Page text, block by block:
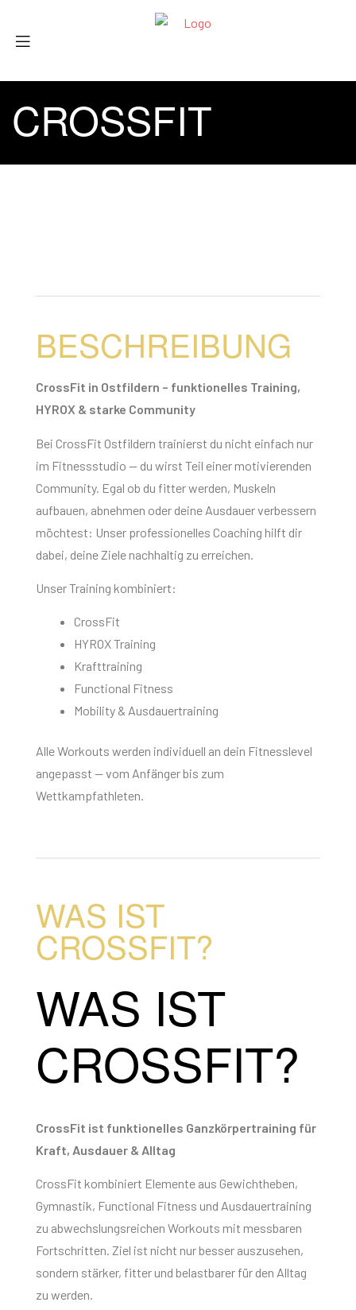
CROSSFIT
BESCHREIBUNG
CrossFit in Ostfildern – funktionelles Training,
HYROX & starke Community
Bei CrossFit Ostfildern trainierst du nicht einfach nur
im Fitnessstudio — du wirst Teil einer motivierenden
Community. Egal ob du fitter werden, Muskeln
aufbauen, abnehmen oder deine Ausdauer verbessern
möchtest: Unser professionelles Coaching hilft dir
dabei, deine Ziele nachhaltig zu erreichen.
Unser Training kombiniert:
CrossFit
HYROX Training
Krafttraining
Functional Fitness
Mobility & Ausdauertraining
Alle Workouts werden individuell an dein Fitnesslevel
angepasst — vom Anfänger bis zum
Wettkampfathleten.
WAS IST
CROSSFIT?
WAS IST
CROSSFIT?
CrossFit ist funktionelles Ganzkörpertraining für
Kraft, Ausdauer & Alltag
CrossFit kombiniert Elemente aus Gewichtheben,
Gymnastik, Functional Fitness und Ausdauertraining
zu abwechslungsreichen Workouts mit messbaren
Fortschritten. Ziel ist nicht nur besser auszusehen,
sondern stärker, fitter und belastbarer für den Alltag
zu werden.